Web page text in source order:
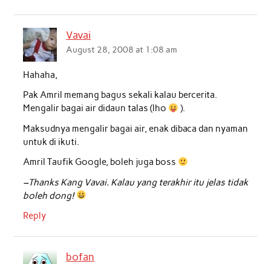
Vavai
August 28, 2008 at 1:08 am
Hahaha,
Pak Amril memang bagus sekali kalau bercerita.
Mengalir bagai air didaun talas (lho
).
Maksudnya mengalir bagai air, enak dibaca dan nyaman
untuk di ikuti.
Amril Taufik Google, boleh juga boss
–Thanks Kang Vavai. Kalau yang terakhir itu jelas tidak
boleh dong!
Reply
bofan